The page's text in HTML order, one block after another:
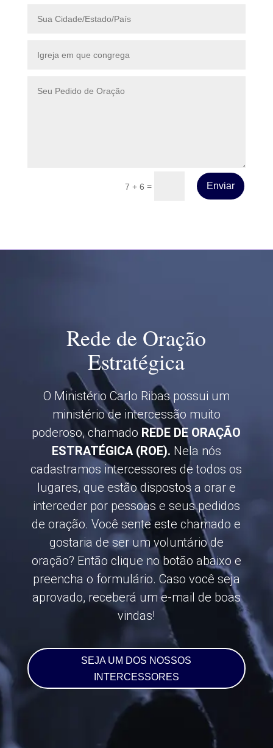
7 + 6 = Enviar
Rede de Oração
Estratégica
O Ministério Carlo Ribas possui um
ministério de intercessão muito
poderoso, chamado REDE DE ORAÇÃO
ESTRATÉGICA (ROE). Nela nós
cadastramos intercessores de todos os
lugares, que estão dispostos a orar e
interceder por pessoas e seus pedidos
de oração. Você sente este chamado e
gostaria de ser um voluntário de
oração? Então clique no botão abaixo e
preencha o formulário. Caso você seja
aprovado, receberá um e-mail de boas
vindas!
SEJA UM DOS NOSSOS
INTERCESSORES